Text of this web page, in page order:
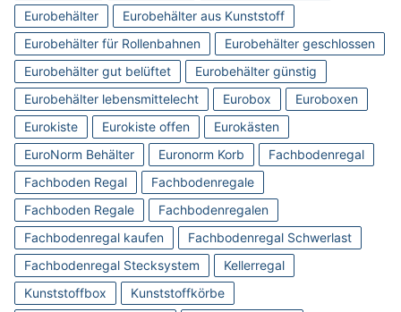
Eurobehälter
Eurobehälter aus Kunststoff
Eurobehälter für Rollenbahnen
Eurobehälter geschlossen
Eurobehälter gut belüftet
Eurobehälter günstig
Eurobehälter lebensmittelecht
Eurobox
Euroboxen
Eurokiste
Eurokiste offen
Eurokästen
EuroNorm Behälter
Euronorm Korb
Fachbodenregal
Fachboden Regal
Fachbodenregale
Fachboden Regale
Fachbodenregalen
Fachbodenregal kaufen
Fachbodenregal Schwerlast
Fachbodenregal Stecksystem
Kellerregal
Kunststoffbox
Kunststoffkörbe